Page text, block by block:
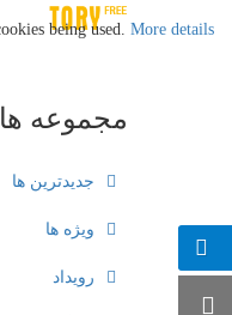
مجموعه ها
جدیدترین ها
ویژه ها
رویداد
being used. More details…